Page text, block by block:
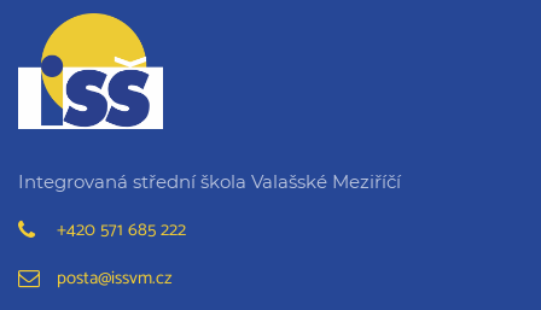
Integrovaná střední škola Valašské Meziříčí
+420 571 685 222
posta@issvm.cz